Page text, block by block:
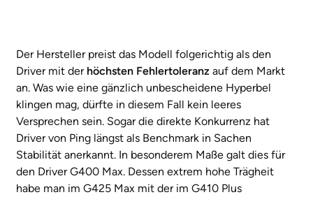
Der Hersteller preist das Modell folgerichtig als den
Driver mit der höchsten Fehlertoleranz auf dem Markt
an. Was wie eine gänzlich unbescheidene Hyperbel
klingen mag, dürfte in diesem Fall kein leeres
Versprechen sein. Sogar die direkte Konkurrenz hat
Driver von Ping längst als Benchmark in Sachen
Stabilität anerkannt. In besonderem Maße galt dies für
den Driver G400 Max. Dessen extrem hohe Trägheit
habe man im G425 Max mit der im G410 Plus